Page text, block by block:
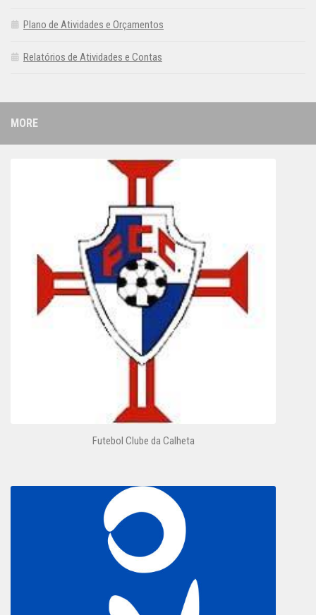
Plano de Atividades e Orçamentos
Relatórios de Atividades e Contas
MORE
Futebol Clube da Calheta